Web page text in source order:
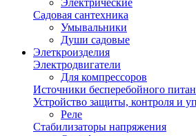
Электрические
Садовая сантехника
Умывальники
Души садовые
Элеткроизделия
Электродвигатели
Для компрессоров
Источники бесперебойного
Устройство защиты, контроля и
Реле
Стабилизаторы напряжения